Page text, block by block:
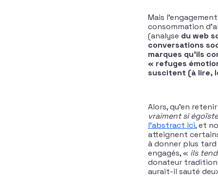
Mais
consommation
(analyse du web
conversations
marques qu’ils
« refuges
suscitent (à lire,
Alors, qu’en
vraiment si
l’abstract ici, et
atteignent
à donner plus
engagés, « ils
donateur
aurait-il sauté